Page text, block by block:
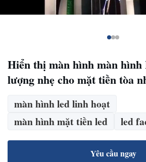
Hiển thị màn hình màn
lượng nhẹ cho mặt tiền tòa
màn hình led linh hoạt
màn hình mặt tiền led
led
Yêu cầu ngay